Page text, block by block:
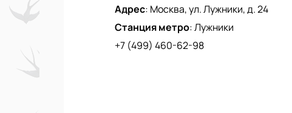
Адрес: Москва, ул. Лужники, д. 24
Станция метро:Лужники
+7 (499) 460-62-98